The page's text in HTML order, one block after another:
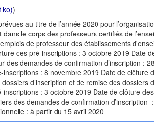
)
au titre de l’année 2020 pour
le corps des professeurs certifiés de
de professeur des établissements
des pré-inscriptions : 3 octobre 2019 Date
des demandes de confirmation d’inscription :
inscriptions : 8 novembre 2019 Date de clôture
d’inscription et de remise des dossiers
inscriptions : 3 octobre 2019 Date de clôture
des demandes de confirmation
: à partir du 15 avril 2020